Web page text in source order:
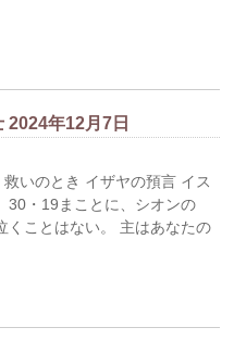
年12月7日
いのとき イザヤの預言 イス
30・19まことに、シオンの
くことはない。 主はあなたの